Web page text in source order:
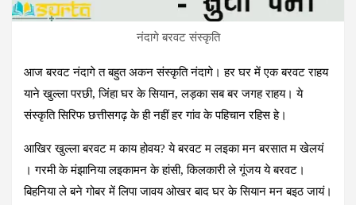
नंदागे बरवट संस्कृति
आज बरवट नंदागे त बहुत अकन संस्कृति नंदागे। हर घर में एक बरवट राहय
याने खुल्ला परछी, जिंहा घर के सियान, लड़का सब बर जगह राहय। ये
संस्कृति सिरिफ छत्तीसगढ़ के ही नहीं हर गांव के पहिचान रहिस हे।
आखिर खुल्ला बरवट म काय होवय? ये बरवट म लइका मन बरसात म खेलयं
। गरमी के मंझानिया लइकामन के हांसी, किलकारी ले गूंजय ये बरवट।
बिहनिया ले बने गोबर में लिपा जावय ओखर बाद घर के सियान मन बइठ जायं।